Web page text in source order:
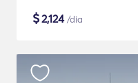
$2,124/dia